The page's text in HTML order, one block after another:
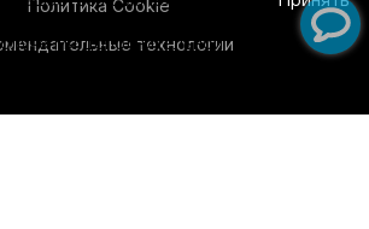
Политика Cookie
технологии
дополнительной